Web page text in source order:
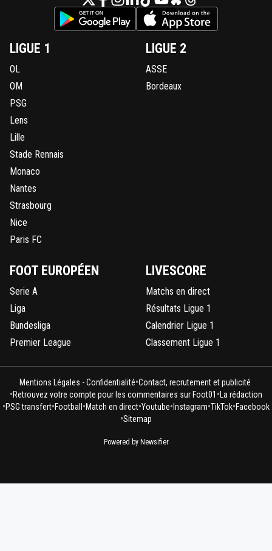
LIGUE 1
OL
OM
PSG
Lens
Lille
Stade Rennais
Monaco
Nantes
Strasbourg
Nice
Paris FC
LIGUE 2
ASSE
Bordeaux
FOOT EUROPÉEN
Serie A
Liga
Bundesliga
Premier League
LIVESCORE
Matchs en direct
Résultats Ligue 1
Calendrier Ligue 1
Classement Ligue 1
Mentions Légales - Confidentialité•Contact, recrutement et publicité
•Retrouvez votre compte pour les commentaires sur Foot01 •La rédaction
•PSG transfert•Football•Match en direct•Youtube•Instagram•TikTok•Facebook
•Sitemap
Powered by Newsifier